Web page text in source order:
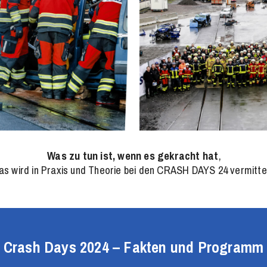
Was zu tun ist, wenn es gekracht hat,
wird in Praxis und Theorie bei den CRASH DAYS 24
Crash Days 2024 – Fakten und Programm